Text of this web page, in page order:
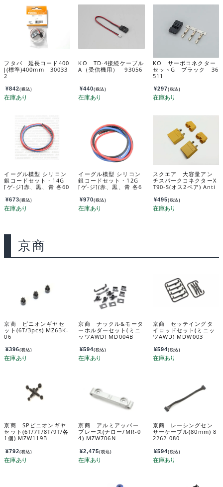
フタバ 延長コード400
J(標準)400mm 30033
2
¥842(税込)
KO TD-4接続ケーブル
A（受信機用） 93056
¥440(税込)
KO サーボコネクター
セットG ブラック 36
511
¥297(税込)
イーグル模型 シリコン
銀コードセット・14G
[ゲ-ジ]赤、黒、青 各60
¥673(税込)
イーグル模型 シリコン
銀コードセット・12G
[ゲ-ジ](赤、黒、青 各6
¥970(税込)
スクエア 大容量アン
チスパークコネクターX
T90-S(オス2ペア) Anti
0-S (male 2 pairs) S
GC-63M
¥495(税込)
京商
京商 ピニオンギヤセ
ット(6T/3pcs) MZ6BK-
06
¥396(税込)
京商 ナックル&モータ
ーホルダーセット(ミニ
ッツAWD) MD004B
¥594(税込)
京商 セッテイングタ
イロッドセット(ミニッ
ツAWD) MDW003
¥594(税込)
京商 SPピニオンギヤ
セット(6T/7T/8T/9T/各
1個) MZW119B
¥792(税込)
京商 アルミアッパー
ブレース(ナロー/MR-0
4) MZW706N
¥2,475(税込)
京商 レーシングセン
サーケーブル(80mm) 8
2262-080
¥594(税込)